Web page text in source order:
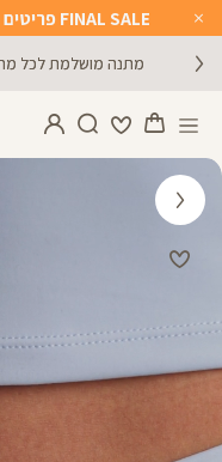
Close
Timer
FINAL SALE פריטים חדשים נוספו עד 169.90 ש"ח >>
מתנה מושלמת לכל